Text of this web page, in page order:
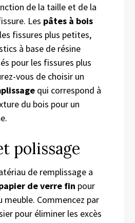
de la taille et de la
Les pâtes à bois
fissures plus petites,
à base de résine
pour les fissures plus
vous de choisir un
qui correspond à
du bois pour un
polissage
de remplissage a
de verre fin pour
meuble. Commencez par
pour éliminer les excès